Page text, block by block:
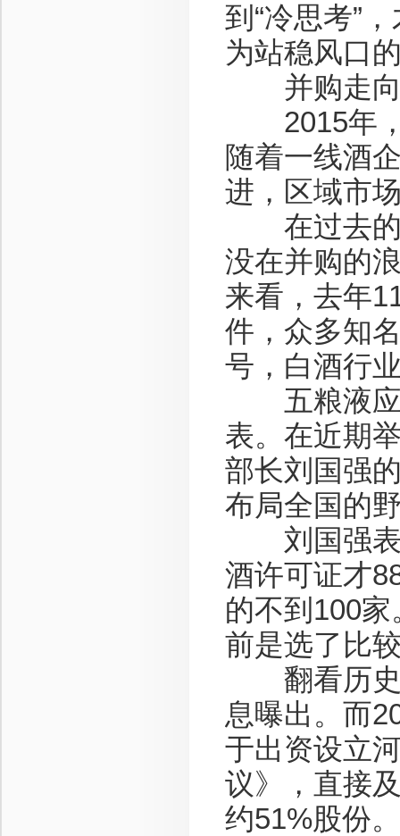
到“冷思考”
为站稳风口
并购走向
2015年，
随着一线酒
进，区域市
在过去的
没在并购的
来看，去年
件，众多知
号，白酒行
五粮液应
表。在近期
部长刘国强
布局全国的
刘国强表
酒许可证才
的不到100
前是选了比
翻看历史
息曝出。而
于出资设立
议》，直接
约51%股份